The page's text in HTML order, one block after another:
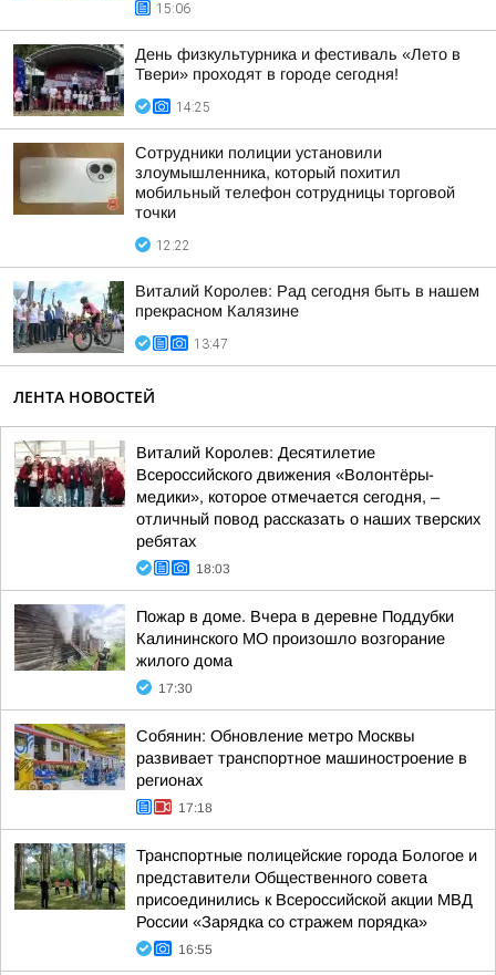
15:06
День физкультурника и фестиваль «Лето в
Твери» проходят в городе сегодня!
14:25
Сотрудники полиции установили
злоумышленника, который похитил
мобильный телефон сотрудницы торговой
точки
12:22
Виталий Королев: Рад сегодня быть в нашем
прекрасном Калязине
13:47
ЛЕНТА НОВОСТЕЙ
Виталий Королев: Десятилетие
Всероссийского движения «Волонтёры-
медики», которое отмечается сегодня, –
отличный повод рассказать о наших тверских
ребятах
18:03
Пожар в доме. Вчера в деревне Поддубки
Калининского МО произошло возгорание
жилого дома
17:30
Собянин: Обновление метро Москвы
развивает транспортное машиностроение в
регионах
17:18
Транспортные полицейские города Бологое и
представители Общественного совета
присоединились к Всероссийской акции МВД
России «Зарядка со стражем порядка»
16:55